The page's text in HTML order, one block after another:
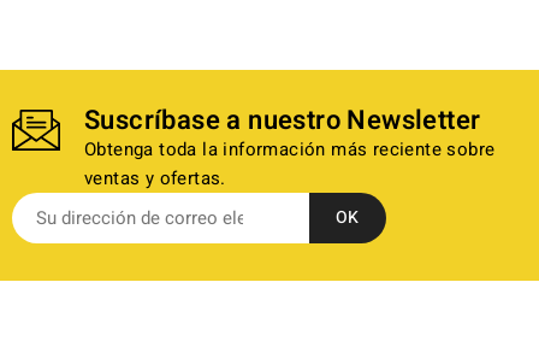
Suscríbase a nuestro Newsletter
Obtenga toda la información más reciente sobre
ventas y ofertas.